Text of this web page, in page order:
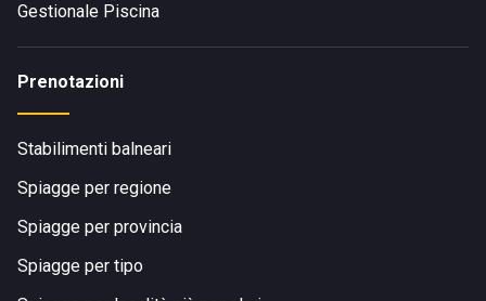
Gestionale Piscina
Prenotazioni
Stabilimenti balneari
Spiagge per regione
Spiagge per provincia
Spiagge per tipo